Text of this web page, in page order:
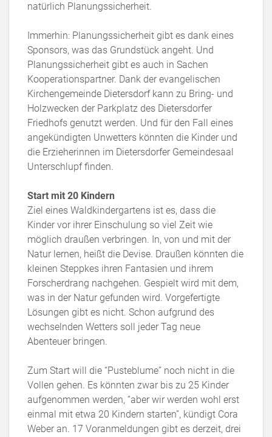
natürlich Planungssicherheit.
Immerhin: Planungssicherheit gibt es dank eines
Sponsors, was das Grundstück angeht. Und
Planungssicherheit gibt es auch in Sachen
Kooperationspartner. Dank der evangelischen
Kirchengemeinde Dietersdorf kann zu Bring- und
Holzwecken der Parkplatz des Dietersdorfer
Friedhofs genutzt werden. Und für den Fall eines
angekündigten Unwetters könnten die Kinder und
die Erzieherinnen im Dietersdorfer Gemeindesaal
Unterschlupf finden.
Start mit 20 Kindern
Ziel eines Waldkindergartens ist es, dass die
Kinder vor ihrer Einschulung so viel Zeit wie
möglich draußen verbringen. In, von und mit der
Natur lernen, heißt die Devise. Draußen könnten die
kleinen Steppkes ihren Fantasien und ihrem
Forscherdrang nachgehen. Gespielt wird mit dem,
was in der Natur gefunden wird. Vorgefertigte
Lösungen gibt es nicht. Schon aufgrund des
wechselnden Wetters soll jeder Tag neue
Abenteuer bringen.
Zum Start will die “Pusteblume” noch nicht in die
Vollen gehen. Es könnten zwar bis zu 25 Kinder
aufgenommen werden, “aber wir werden wohl erst
einmal mit etwa 20 Kindern starten”, kündigt Cora
Weber an. 17 Voranmeldungen gibt es derzeit, drei